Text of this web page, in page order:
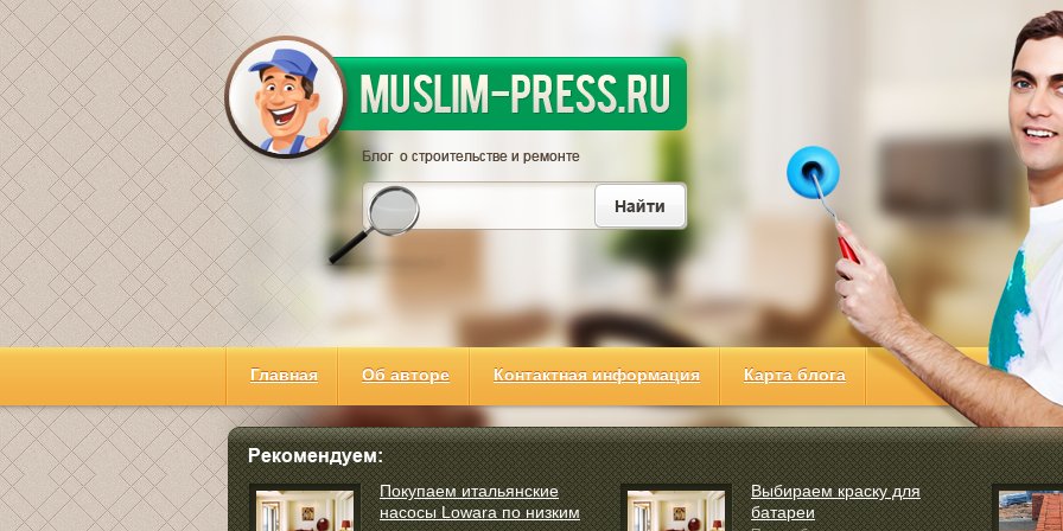
Главная Об авторе Контактная информация Карта блога
Покупаем итальянские
насосы Lowara по низким
Выбираем краску для
батареи